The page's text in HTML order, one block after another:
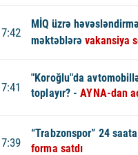
MİQ üzrə
məktəblərəvakansiya
"Koroğlu"da
toplayır? -AYNA-dan
“Trabzonspor” 24
forma satdı